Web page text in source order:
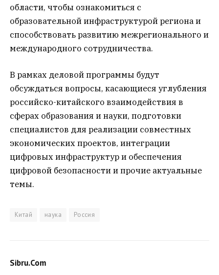
области, чтобы ознакомиться с
образовательной инфраструктурой региона и
способствовать развитию межрегионального и
международного сотрудничества.
В рамках деловой программы будут
обсуждаться вопросы, касающиеся углубления
российско-китайского взаимодействия в
сферах образования и науки, подготовки
специалистов для реализации совместных
экономических проектов, интеграции
цифровых инфраструктур и обеспечения
цифровой безопасности и прочие актуальные
темы.
Китай наука Россия
Sibru.Com